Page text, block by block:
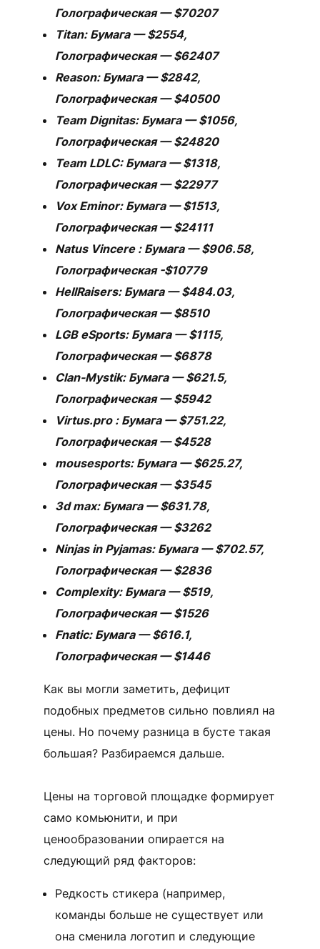
Голографическая — $70207
Titan: Бумага — $2554,
Голографическая — $62407
Reason: Бумага — $2842,
Голографическая — $40500
Team Dignitas: Бумага — $1056,
Голографическая — $24820
Team LDLC: Бумага — $1318,
Голографическая — $22977
Vox Eminor: Бумага — $1513,
Голографическая — $24111
Natus Vincere : Бумага — $906.58,
Голографическая -$10779
HellRaisers: Бумага — $484.03,
Голографическая — $8510
LGB eSports: Бумага — $1115,
Голографическая — $6878
Clan-Mystik: Бумага — $621.5,
Голографическая — $5942
Virtus.pro : Бумага — $751.22,
Голографическая — $4528
mousesports: Бумага — $625.27,
Голографическая — $3545
3d max: Бумага — $631.78,
Голографическая — $3262
Ninjas in Pyjamas: Бумага — $702.57,
Голографическая — $2836
Complexity: Бумага — $519,
Голографическая — $1526
Fnatic: Бумага — $616.1,
Голографическая — $1446
Как вы могли заметить, дефицит
подобных предметов сильно повлиял на
цены. Но почему разница в бусте такая
большая? Разбираемся дальше.
Цены на торговой площадке формирует
само комьюнити, и при
ценообразовании опирается на
следующий ряд факторов:
Редкость стикера (например,
команды больше не существует или
она сменила логотип и следующие